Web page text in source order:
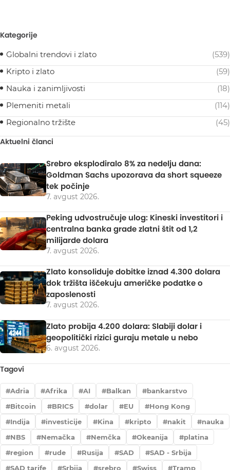
Kategorije
Globalni trendovi i zlato
(539)
Kripto i zlato
(59)
Nauka i zanimljivosti
(18)
Plemeniti metali
(114)
Regionalno tržište
(45)
Aktuelni članci
Srebro eksplodiralo 8% za nedelju dana:
Goldman Sachs upozorava da short squeeze
tek počinje
7. avgust 2026.
Peking udvostručuje ulog: Kineski investitori i
centralna banka grade zlatni štit od 1,2
milijarde dolara
7. avgust 2026.
Zlato konsoliduje dobitke iznad 4.300 dolara
dok tržišta iščekuju američke podatke o
zaposlenosti
7. avgust 2026.
Zlato probija 4.200 dolara: Slabiji dolar i
geopolitički rizici guraju metale u nebo
6. avgust 2026.
Tagovi
Adria Afrika AI Balkan
bankarstvo
Bitcoin
BRICS dolar EU
Hong Kong
Indija
investicije Kina kripto nakit
nauka
NBS
Nemačka Nemčka Okeanija
platina
region
rude Rusija SAD
SAD - Srbija
SAD tarife
Srbija srebro Swiss
Tramp